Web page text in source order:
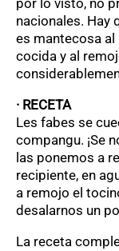
nacionales. Hay
es mantecosa
cocida y al
· RECETA
Les fabes se
compangu. ¡Se
las ponemos a
recipiente, en
a remojo el
desalarnos un
La receta